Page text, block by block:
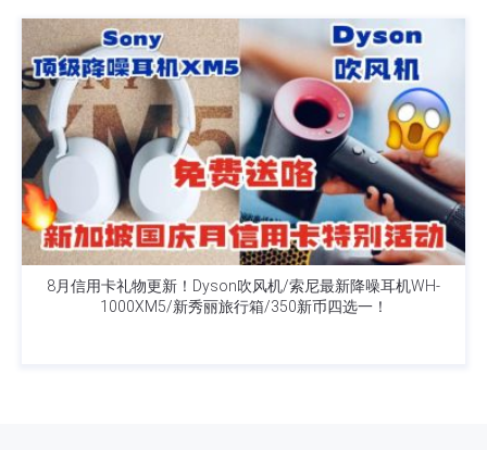
8月信用卡礼物更新！Dyson吹风机/索尼最新降噪耳机WH-
1000XM5/新秀丽旅行箱/350新币四选一！